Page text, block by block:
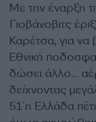
Με την έναρξη
Γιοβάνοβιτς
Καρέτσα, για να
Εθνική
δώσει άλλο…
δείχνοντας
51΄η Ελλάδα